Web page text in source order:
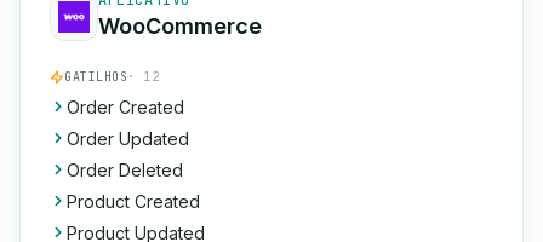
WooCommerce
GATILHOS · 12
Order Created
Order Updated
Order Deleted
Product Created
Product Updated